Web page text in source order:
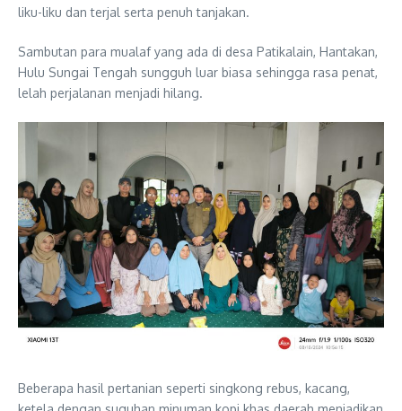
liku-liku dan terjal serta penuh tanjakan.
Sambutan para mualaf yang ada di desa Patikalain, Hantakan,
Hulu Sungai Tengah sungguh luar biasa sehingga rasa penat,
lelah perjalanan menjadi hilang.
Beberapa hasil pertanian seperti singkong rebus, kacang,